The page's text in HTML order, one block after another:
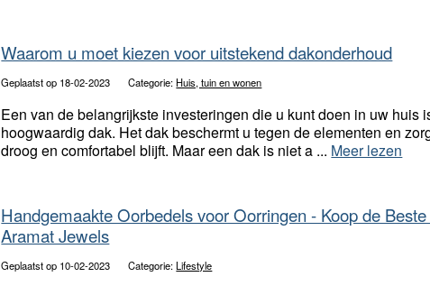
Waarom u moet kiezen voor uitstekend dakonderhoud
Geplaatst op 18-02-2023 Categorie: Huis, tuin en wonen
Een van de belangrijkste investeringen die u kunt doen in uw huis
hoogwaardig dak. Het dak beschermt u tegen de elementen en
droog en comfortabel blijft. Maar een dak is niet a ... Meer lezen
Handgemaakte Oorbedels voor Oorringen - Koop de
Aramat Jewels
Geplaatst op 10-02-2023 Categorie:Lifestyle